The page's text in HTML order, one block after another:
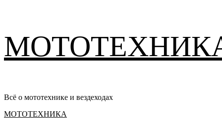
содержимому
Всё о мототехнике и вездеходах
Основное
МОТОТЕХНИКА